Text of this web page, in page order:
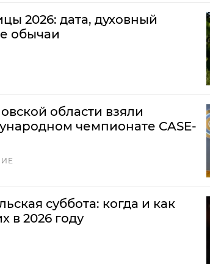
2026: дата, духовный
обычаи
области взяли
чемпионате CASE-
суббота: когда и как
в 2026 году